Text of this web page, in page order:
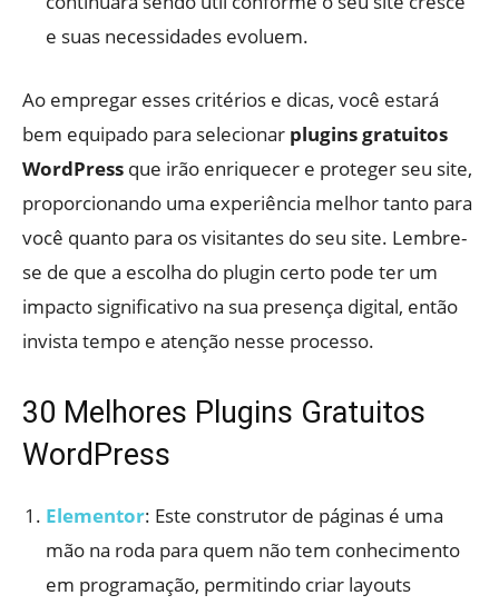
e suas necessidades evoluem.
Ao empregar esses critérios e dicas, você estará
bem equipado para selecionar plugins gratuitos
WordPress que irão enriquecer e proteger seu site,
proporcionando uma experiência melhor tanto para
você quanto para os visitantes do seu site. Lembre-
se de que a escolha do plugin certo pode ter um
impacto significativo na sua presença digital, então
invista tempo e atenção nesse processo.
30 Melhores Plugins Gratuitos
WordPress
Elementor: Este construtor de páginas é uma
mão na roda para quem não tem conhecimento
em programação, permitindo criar layouts